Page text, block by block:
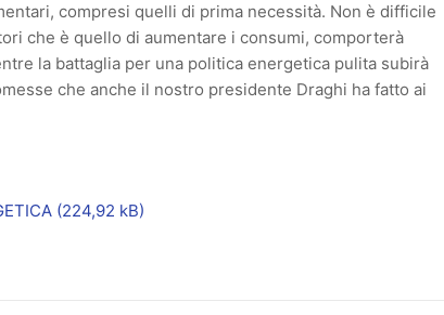
compresi quelli di prima necessità. Non è difficile
che è quello di aumentare i consumi, comporterà
la battaglia per una politica energetica pulita subirà
che anche il nostro presidente Draghi ha fatto ai